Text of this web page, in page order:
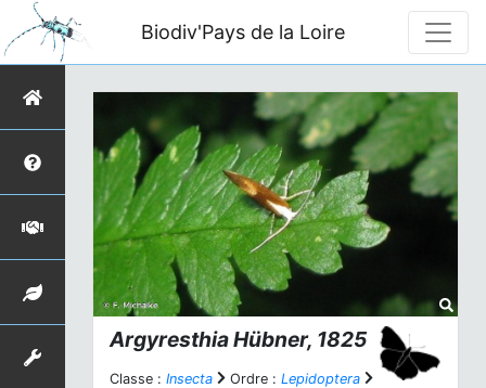
Biodiv'Pays de la Loire
ArgyresthiaHübner, 1825
Classe : Insecta Ordre : Lepidoptera